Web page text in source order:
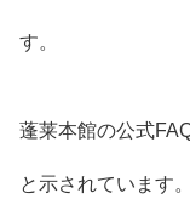
す。
蓬莱本館の公式
と示されています。